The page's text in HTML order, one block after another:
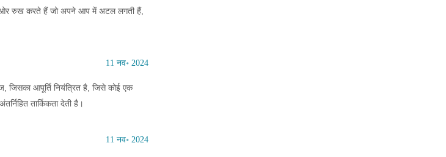
ओर रुख करते हैं जो अपने आप में अटल लगती हैं,
11 नव॰ 2024
जिसका आपूर्ति नियंत्रित है, जिसे कोई एक
तार्किकता देती है।
11 नव॰ 2024